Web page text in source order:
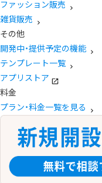
ファッション販売
雑貨販売
その他
開発中・提供予定の機能
テンプレート一覧
アプリストア
料金
プラン・料金一覧を見る